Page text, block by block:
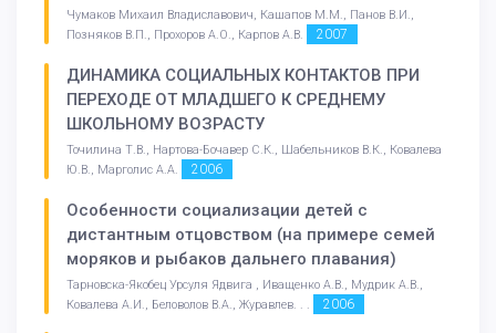
Чумаков Михаил Владиславович, Кашапов М.М., Панов В.И.,
Позняков В.П., Прохоров А.О., Карпов А.В.
2007
ДИНАМИКА СОЦИАЛЬНЫХ КОНТАКТОВ ПРИ
ПЕРЕХОДЕ ОТ МЛАДШЕГО К СРЕДНЕМУ
ШКОЛЬНОМУ ВОЗРАСТУ
Точилина Т.В., Нартова-Бочавер С.К., Шабельников В.К., Ковалева
Ю.В., Марголис А.А.
2006
Особенности социализации детей с
дистантным отцовством (на примере семей
моряков и рыбаков дальнего плавания)
Тарновска-Якобец Урсуля Ядвига , Иващенко А.В., Мудрик А.В.,
Ковалева А.И., Беловолов В.А., Журавлев. . .
2006